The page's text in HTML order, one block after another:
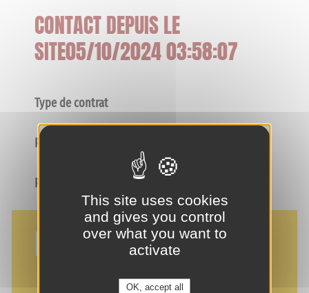
CONTACT DEPUIS LE
SITE05/10/2024 03:58:07
Type de contrat
Poste
Profil
NOS AVANTAGES
This site uses cookies
and gives you control
over what you want to
activate
OK, accept all